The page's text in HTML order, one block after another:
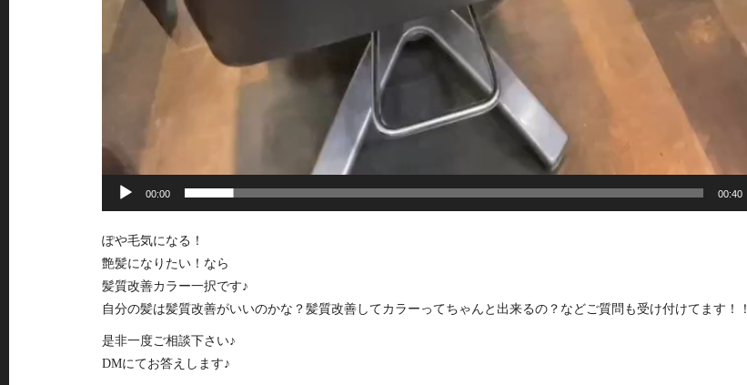
00:00 00:40
ぽや毛気になる！
艶髪になりたい！なら
髪質改善カラー一択です♪
自分の髪は髪質改善がいいのかな？髪質改善してカラーってちゃんと出来るの？などご質問も受け付けてます！！
是非一度ご相談下さい♪
DMにてお答えします♪